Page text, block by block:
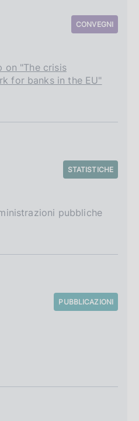
CONVEGNI
on "The crisis
for banks in the EU"
STATISTICHE
pubbliche
PUBBLICAZIONI